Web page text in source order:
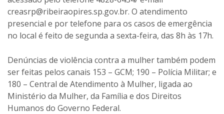
creasrp@ribeiraopires.sp.gov.br. O atendimento
presencial e por telefone para os casos de emergência
no local é feito de segunda a sexta-feira, das 8h às 17h.
Denúncias de violência contra a mulher também podem
ser feitas pelos canais 153 – GCM; 190 – Polícia Militar; e
180 – Central de Atendimento à Mulher, ligada ao
Ministério da Mulher, da Família e dos Direitos
Humanos do Governo Federal.